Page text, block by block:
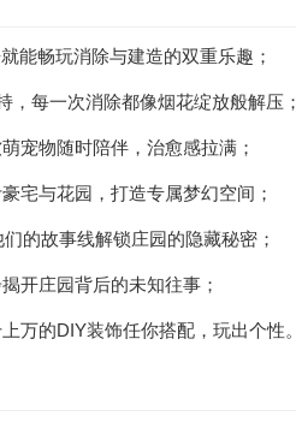
能畅玩消除与建造的双重乐趣；
每一次消除都像烟花绽放般解压；
宠物随时陪伴，治愈感拉满；
宅与花园，打造专属梦幻空间；
的故事线解锁庄园的隐藏秘密；
开庄园背后的未知往事；
万的DIY装饰任你搭配，玩出个性。